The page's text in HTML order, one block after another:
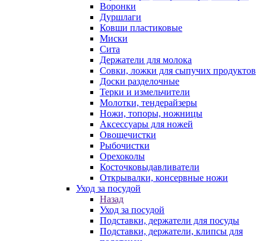
Воронки
Дуршлаги
Ковши пластиковые
Миски
Сита
Держатели для молока
Совки, ложки для сыпучих продуктов
Доски разделочные
Терки и измельчители
Молотки, тендерайзеры
Ножи, топоры, ножницы
Аксессуары для ножей
Овощечистки
Рыбочистки
Орехоколы
Косточковыдавливатели
Открывалки, консервные ножи
Уход за посудой
Назад
Уход за посудой
Подставки, держатели для посуды
Подставки, держатели, клипсы для